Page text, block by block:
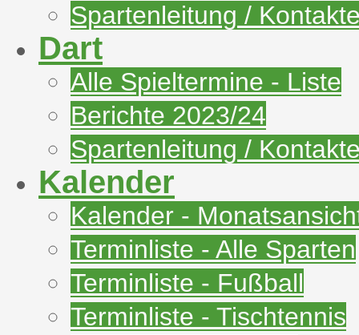
Spartenleitung /
Dart
Alle Spieltermine - Liste
Berichte 2023/24
Spartenleitung /
Kalender
Kalender -
Terminliste - Alle Sparten
Terminliste - Fußball
Terminliste - Tischtennis